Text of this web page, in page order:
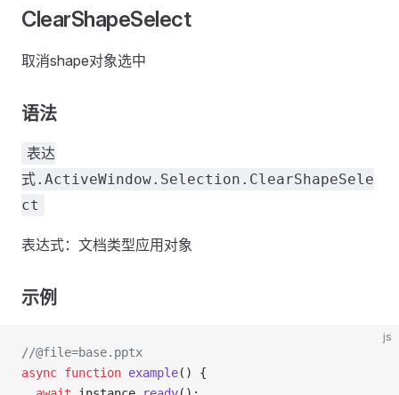
ClearShapeSelect
取消shape对象选中
语法
表达
式.ActiveWindow.Selection.ClearShapeSele
ct
表达式：文档类型应用对象
示例
js
//@file=base.pptx
async function example() {